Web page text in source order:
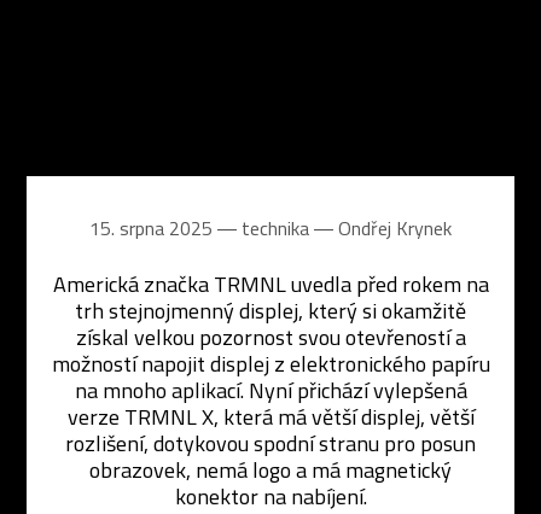
15. srpna 2025 ― technika ―Ondřej Krynek
Americká značka TRMNL uvedla před rokem na
trh stejnojmenný displej, který si okamžitě
získal velkou pozornost svou otevřeností a
možností napojit displej z elektronického papíru
na mnoho aplikací. Nyní přichází vylepšená
verze TRMNL X, která má větší displej, větší
rozlišení, dotykovou spodní stranu pro posun
obrazovek, nemá logo a má magnetický
konektor na nabíjení.